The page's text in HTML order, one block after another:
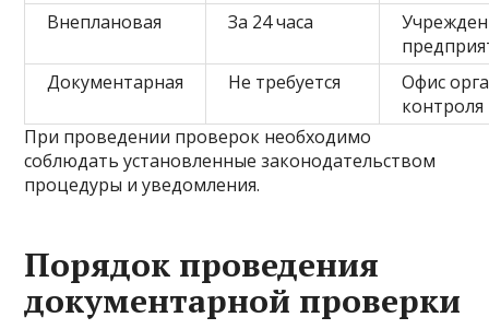
Внеплановая
За 24 часа
Документарная
Не требуется
Офис
контроля
При проведении проверок необходимо
соблюдать установленные законодательством
процедуры и уведомления.
Порядок проведения
документарной проверки